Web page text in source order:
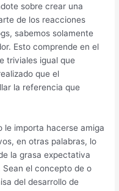
sobre crear una
de los reacciones
sabemos solamente
Esto comprende en el
triviales igual que
que el
la referencia que
le importa hacerse amiga
en otras palabras, lo
la grasa expectativa
el concepto de o
del desarrollo de